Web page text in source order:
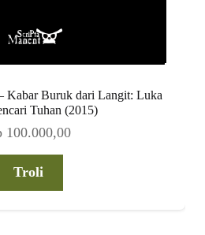
Kabar Buruk dari Langit: Luka
Tuhan (2015)
100.000,00
Troli